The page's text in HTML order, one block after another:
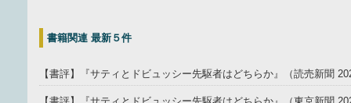
書籍関連 最新５件
【書評】『サティとドビュッシー先駆者はどちらか』（読売新聞